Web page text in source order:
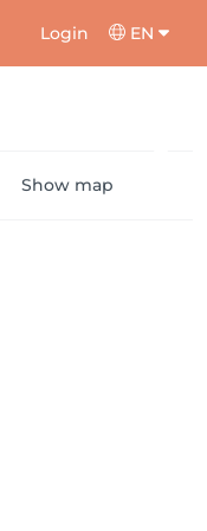
Login EN
Show map